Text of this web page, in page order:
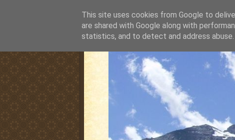
pluskiewicz.blogspot.com
This site uses cookies from Google to
are shared with Google along with
statistics, and to detect and address abuse.